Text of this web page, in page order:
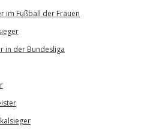
im Fußball der Frauen
in der Bundesliga